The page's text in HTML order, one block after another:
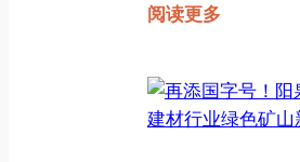
阅读更多